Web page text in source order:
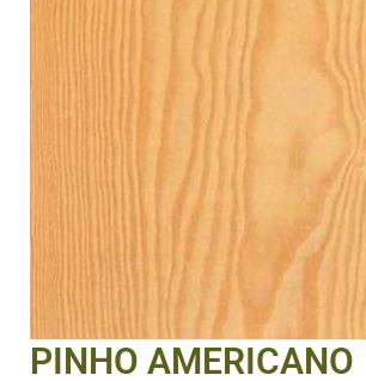
PINHO AMERICANO